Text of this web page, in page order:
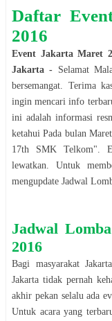
Daftar
2016
Event Jakarta Maret
Jakarta - Selamat
bersemangat. Terima
ingin mencari info
ini adalah informasi
ketahui Pada bulan
17th SMK Telkom".
lewatkan. Untuk
mengupdate Jadwal
Jadwal Lomba
2016
Bagi masyarakatJakarta
Jakarta tidak pernah
akhir pekan selalu ada
Untuk acara yang